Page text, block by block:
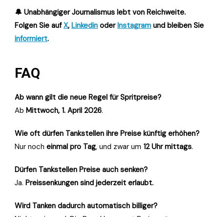
🔔 Unabhängiger Journalismus lebt von Reichweite.
Folgen Sie aufX, Linkedin oderInstagram und bleiben Sie
informiert.
FAQ
Ab wann gilt die neue Regel für Spritpreise?
Ab Mittwoch, 1. April 2026.
Wie oft dürfen Tankstellen ihre Preise künftig erhöhen?
Nur noch einmal pro Tag, und zwar um 12 Uhr mittags.
Dürfen Tankstellen Preise auch senken?
Ja. Preissenkungen sind jederzeit erlaubt.
Wird Tanken dadurch automatisch billiger?